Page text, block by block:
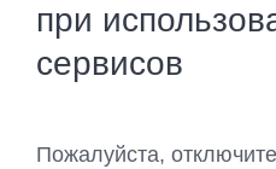
при
сервисов
Пожалуйста,